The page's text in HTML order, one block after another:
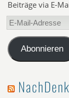
Beiträge via E-
E-
Mail-
AdresseAbonnieren